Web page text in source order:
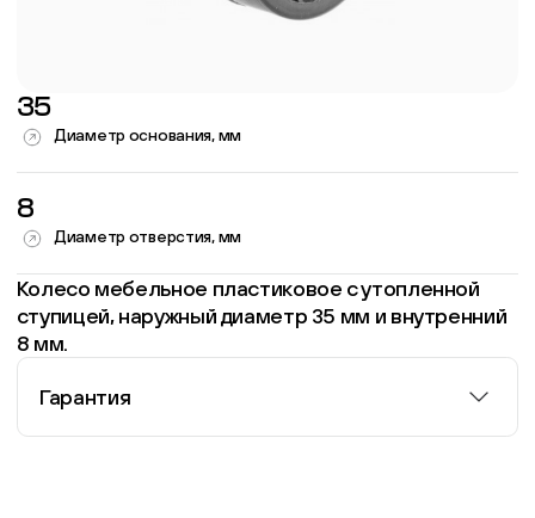
35
Диаметр основания, мм
8
Диаметр отверстия, мм
Колесо мебельное пластиковое с утопленной
ступицей, наружный диаметр 35 мм и внутренний
8 мм.
Гарантия
Информация о гарантии